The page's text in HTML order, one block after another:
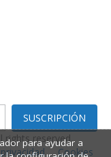
SUSCRIPCIÓN
rights reserved.
Cookies
para ayudar a